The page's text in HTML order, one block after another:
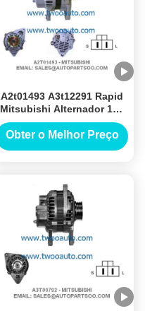
A2t01493 A3t12291 Rapid
Mitsubishi Alternador 12v
110a Alternadores
Obter o Melhor Preço